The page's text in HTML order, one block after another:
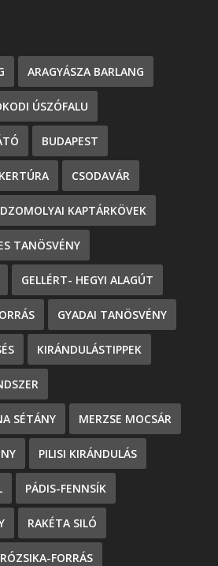
ARAGYÁSZA BARLANG
ÚSZÓFALU
BUDAPEST
CSODAVÁR
DZOMOLYAI KAPTÁRKÖVEK
TANÖSVÉNY
GELLÉRT- HEGYI ALAGÚT
GYADAI TANÖSVÉNY
KIRÁNDULÁSTIPPEK
SÉTÁNY MERZSE MOCSÁR
PILISI KIRÁNDULÁS
PÁDIS-FENNSÍK
RAKÉTA SILÓ
RÓZSIKA-FORRÁS